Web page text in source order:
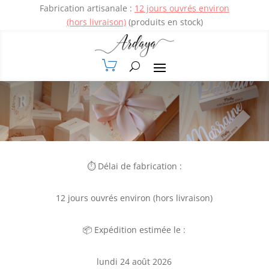
⏱️ Délai de fabrication :
12 jours ouvrés environ (hors livraison)
📦 Expédition estimée le :
lundi 24 août 2026